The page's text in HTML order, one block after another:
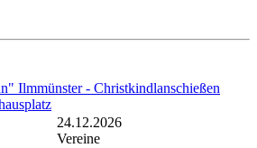
Ilmmünster - Christkindlanschießen
24.12.2026
Vereine